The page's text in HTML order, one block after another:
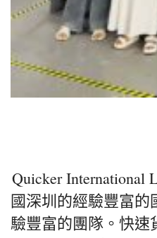
Quicker International
國深圳的經驗豐富的
驗豐富的團隊。快速